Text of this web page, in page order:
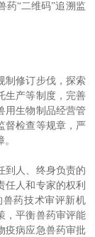
药“二维码”追溯监
制修订步伐，探索
生产等制度，完善
用生物制品经营管
督检查等规章，严
到人、终身负责的
任人和专家的权利
药技术审评新机
，平衡兽药审评能
疫病应急兽药审批